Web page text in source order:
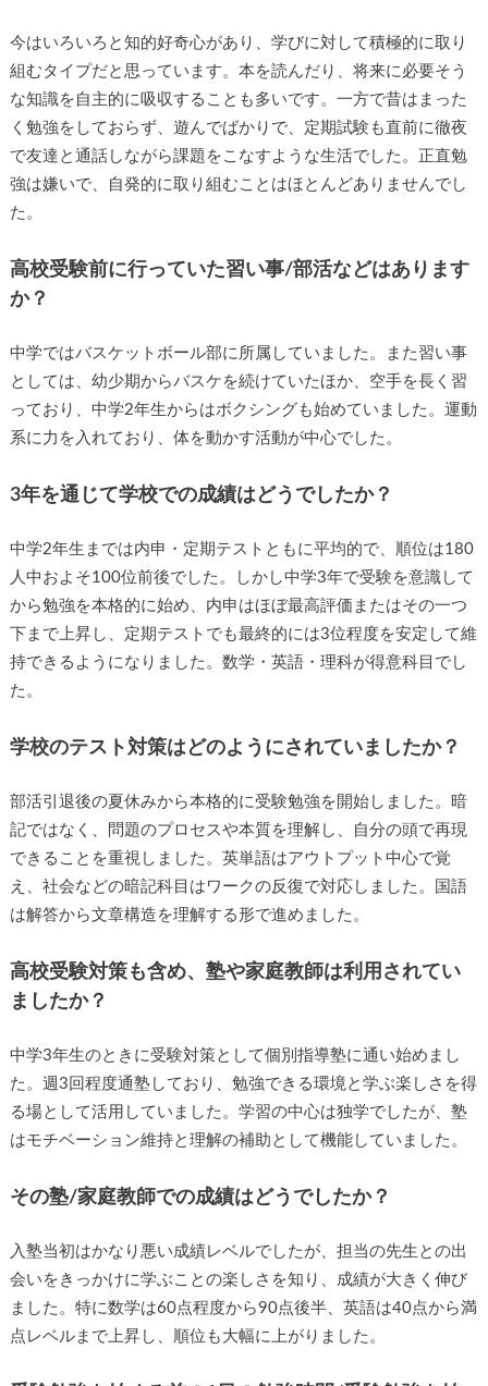
今はいろいろと知的好奇心があり、学びに対して積極的に取り
組むタイプだと思っています。本を読んだり、将来に必要そう
な知識を自主的に吸収することも多いです。一方で昔はまった
く勉強をしておらず、遊んでばかりで、定期試験も直前に徹夜
で友達と通話しながら課題をこなすような生活でした。正直勉
強は嫌いで、自発的に取り組むことはほとんどありませんでし
た。
高校受験前に行っていた習い事/部活などはあります
か？
中学ではバスケットボール部に所属していました。また習い事
としては、幼少期からバスケを続けていたほか、空手を長く習
っており、中学2年生からはボクシングも始めていました。運動
系に力を入れており、体を動かす活動が中心でした。
3年を通じて学校での成績はどうでしたか？
中学2年生までは内申・定期テストともに平均的で、順位は180
人中およそ100位前後でした。しかし中学3年で受験を意識して
から勉強を本格的に始め、内申はほぼ最高評価またはその一つ
下まで上昇し、定期テストでも最終的には3位程度を安定して維
持できるようになりました。数学・英語・理科が得意科目でし
た。
学校のテスト対策はどのようにされていましたか？
部活引退後の夏休みから本格的に受験勉強を開始しました。暗
記ではなく、問題のプロセスや本質を理解し、自分の頭で再現
できることを重視しました。英単語はアウトプット中心で覚
え、社会などの暗記科目はワークの反復で対応しました。国語
は解答から文章構造を理解する形で進めました。
高校受験対策も含め、塾や家庭教師は利用されてい
ましたか？
中学3年生のときに受験対策として個別指導塾に通い始めまし
た。週3回程度通塾しており、勉強できる環境と学ぶ楽しさを得
る場として活用していました。学習の中心は独学でしたが、塾
はモチベーション維持と理解の補助として機能していました。
その塾/家庭教師での成績はどうでしたか？
入塾当初はかなり悪い成績レベルでしたが、担当の先生との出
会いをきっかけに学ぶことの楽しさを知り、成績が大きく伸び
ました。特に数学は60点程度から90点後半、英語は40点から満
点レベルまで上昇し、順位も大幅に上がりました。